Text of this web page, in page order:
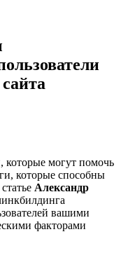
могут помочь
которые способны
Александр
вашими
факторами